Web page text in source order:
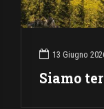
13 Giugno
Siamo